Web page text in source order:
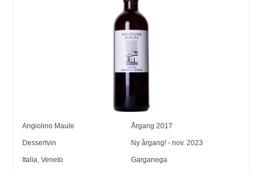
Angiolino Maule Årgang 2017
Dessertvin Ny årgang! - nov. 2023
Italia,Veneto Garganega